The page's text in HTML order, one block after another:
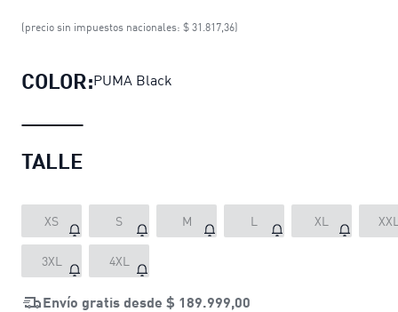
Remera Porsche Legacy Essentials
(precio sin impuestos nacionales: $ 31.817,36)
COLOR:PUMA Black
TALLE
XS S M L XL
3XL 4XL
Envío gratis desde $ 189.999,00